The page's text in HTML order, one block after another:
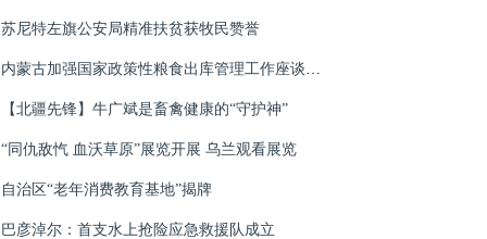
苏尼特左旗公安局精准扶贫获牧民赞誉
内蒙古加强国家政策性粮食出库管理工作座谈会召开
【北疆先锋】牛广斌是畜禽健康的“守护神”
“同仇敌忾 血沃草原”展览开展 乌兰观看展览
自治区“老年消费教育基地”揭牌
巴彦淖尔：首支水上抢险应急救援队成立